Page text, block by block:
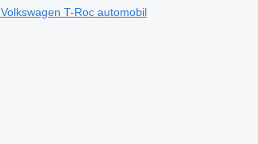
Volkswagen T-Roc automobil